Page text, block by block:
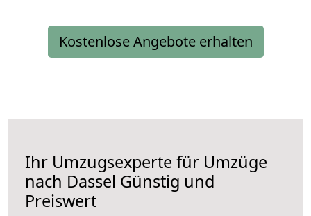
Kostenlose Angebote erhalten
Ihr Umzugsexperte für Umzüge
nach Dassel Günstig und
Preiswert